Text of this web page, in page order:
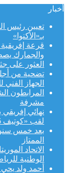
أخبار
تعيين رئيس
بـ«الأكنوا»
قرعة إفريقية
والجمارك
العثور على
تضحية من أجل
الجهاز الفني
المرابطون
مشرفة
نهائي
لقب «كوتيف 2026»
بعد خمس
الممتاز
الاتحاد
الوطنية
أحمد ولد